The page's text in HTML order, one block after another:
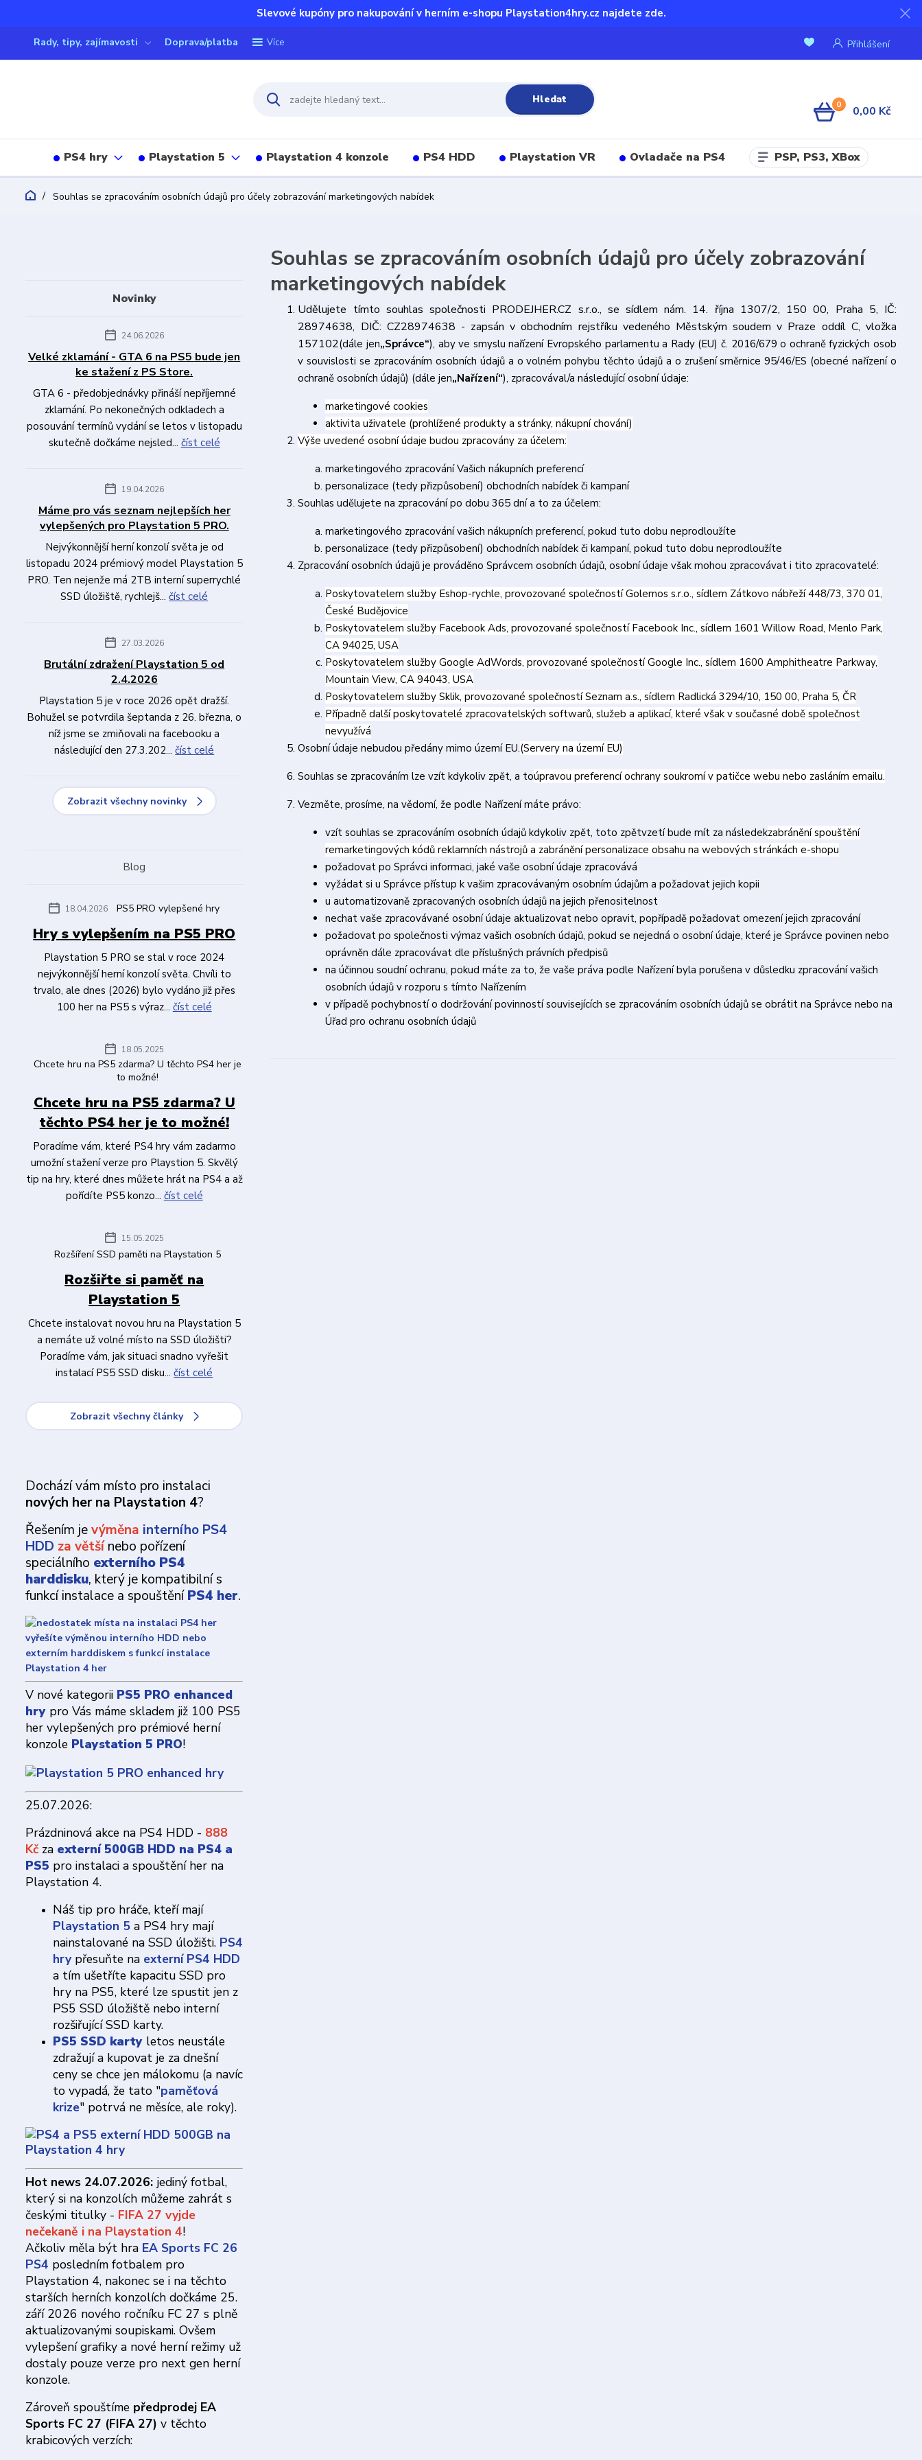
Slevové kupóny pro nakupování v herním e-shopu Playstation4hry.cz najdete zde.
Rady, tipy, zajímavosti Doprava/platba Více Přihlášení
Hledat 0 0,00 Kč
PS4 hry Playstation 5 Playstation 4 konzole PS4 HDD Playstation VR Ovladače na PS4 PSP, PS3, XBox
Souhlas se zpracováním osobních údajů pro účely zobrazování marketingových nabídek
Novinky
24.06.2026
Velké zklamání - GTA 6 na PS5 bude jen
ke stažení z PS Store.
GTA 6 - předobjednávky přináší nepříjemné
zklamání. Po nekonečných odkladech a
posouvání termínů vydání se letos v listopadu
skutečně dočkáme nejsled... číst celé
19.04.2026
Máme pro vás seznam nejlepších her
vylepšených pro Playstation 5 PRO.
Nejvýkonnější herní konzolí světa je od
listopadu 2024 prémiový model Playstation 5
PRO. Ten nejenže má 2TB interní superrychlé
SSD úložiště, rychlejš...číst celé
27.03.2026
Brutální zdražení Playstation 5 od
2.4.2026
Playstation 5 je v roce 2026 opět dražší.
Bohužel se potvrdila šeptanda z 26. března, o
níž jsme se zmiňovali na facebooku a
následující den 27.3.202...číst celé
Zobrazit všechny novinky
Blog
18.04.2026 PS5 PRO vylepšené hry
Hry s vylepšením na PS5 PRO
Playstation 5 PRO se stal v roce 2024
nejvýkonnější herní konzolí světa. Chvíli to
trvalo, ale dnes (2026) bylo vydáno již přes
100 her na PS5 s výraz... číst celé
18.05.2025
Chcete hru na PS5 zdarma? U těchto PS4 her je
to možné!
Chcete hru na PS5 zdarma? U
těchto PS4 her je to možné!
Poradíme vám, které PS4 hry vám zadarmo
umožní stažení verze pro Playstion 5. Skvělý
tip na hry, které dnes můžete hrát na PS4 a až
pořídíte PS5 konzo... číst celé
15.05.2025
Rozšíření SSD paměti na Playstation 5
Rozšiřte si paměť na
Playstation 5
Chcete instalovat novou hru na Playstation 5
a nemáte už volné místo na SSD úložišti?
Poradíme vám, jak situaci snadno vyřešit
instalací PS5 SSD disku...číst celé
Zobrazit všechny články
Dochází vám místo pro instalaci
nových her na Playstation 4?
Řešením jevýměna interního PS4
HDD za většínebo pořízení
speciálního externího PS4
harddisku, který je kompatibilní s
funkcí instalace a spouštěníPS4 her.
V nové kategorii PS5 PRO enhanced
hry pro Vás máme skladem již 100 PS5
her vylepšených pro prémiové herní
konzole Playstation 5 PRO!
25.07.2026:
Prázdninová akce na PS4 HDD - 888
Kč za externí 500GB HDD na PS4 a
PS5 pro instalaci a spouštění her na
Playstation 4.
Náš tip pro hráče, kteří mají
Playstation 5 a PS4 hry mají
nainstalované na SSD úložišti. PS4
hrypřesuňte na externí PS4 HDD
a tím ušetříte kapacitu SSD pro
hry na PS5, které lze spustit jen z
PS5 SSD úložiště nebo interní
rozšiřující SSD karty.
PS5 SSD karty letos neustále
zdražují a kupovat je za dnešní
ceny se chce jen málokomu (a navíc
to vypadá, že tato "paměťová
krize" potrvá ne měsíce, ale roky).
Hot news 24.07.2026: jediný fotbal,
který si na konzolích můžeme zahrát s
českými titulky - FIFA 27 vyjde
nečekaně i na Playstation 4!
Ačkoliv měla být hra EA Sports FC 26
PS4 posledním fotbalem pro
Playstation 4, nakonec se i na těchto
starších herních konzolích dočkáme 25.
září 2026 nového ročníku FC 27 s plně
aktualizovanými soupiskami. Ovšem
vylepšení grafiky a nové herní režimy už
dostaly pouze verze pro next gen herní
konzole.
Zároveň spouštíme předprodej EA
Sports FC 27 (FIFA 27) v těchto
krabicových verzích:
Souhlas se zpracováním osobních údajů pro účely zobrazování
marketingových nabídek
Udělujete tímto souhlas společnosti PRODEJHER.CZ s.r.o., se sídlem nám. 14. října 1307/2, 150 00, Praha 5, IČ:
28974638, DIČ: CZ28974638 - zapsán v obchodním rejstříku vedeného Městským soudem v Praze oddíl C, vložka
157102(dále jen„Správce“), aby ve smyslu nařízení Evropského parlamentu a Rady (EU) č. 2016/679 o ochraně fyzických osob
v souvislosti se zpracováním osobních údajů a o volném pohybu těchto údajů a o zrušení směrnice 95/46/ES (obecné nařízení o
ochraně osobních údajů) (dále jen„Nařízení“), zpracovával/a následující osobní údaje:
marketingové cookies
aktivita uživatele (prohlížené produkty a stránky, nákupní chování)
Výše uvedené osobní údaje budou zpracovány za účelem:
marketingového zpracování Vašich nákupních preferencí
personalizace (tedy přizpůsobení) obchodních nabídek či kampaní
Souhlas udělujete na zpracování po dobu 365 dní a to za účelem:
marketingového zpracování vašich nákupních preferencí, pokud tuto dobu neprodloužíte
personalizace (tedy přizpůsobení) obchodních nabídek či kampaní, pokud tuto dobu neprodloužíte
Zpracování osobních údajů je prováděno Správcem osobních údajů, osobní údaje však mohou zpracovávat i tito zpracovatelé:
Poskytovatelem služby Eshop-rychle, provozované společností Golemos s.r.o., sídlem Zátkovo nábřeží 448/73, 370 01,
České Budějovice
Poskytovatelem služby Facebook Ads, provozované společností Facebook Inc., sídlem 1601 Willow Road, Menlo Park,
CA 94025, USA
Poskytovatelem služby Google AdWords, provozované společností Google Inc., sídlem 1600 Amphitheatre Parkway,
Mountain View, CA 94043, USA
Poskytovatelem služby Sklik, provozované společností Seznam a.s., sídlem Radlická 3294/10, 150 00, Praha 5, ČR
Případně další poskytovatelé zpracovatelských softwarů, služeb a aplikací, které však v současné době společnost
nevyužívá
Osobní údaje nebudou předány mimo území EU.(Servery na území EU)
Souhlas se zpracováním lze vzít kdykoliv zpět, a toúpravou preferencí ochrany soukromí v patičce webu nebo zasláním emailu.
Vezměte, prosíme, na vědomí, že podle Nařízení máte právo:
vzít souhlas se zpracováním osobních údajů kdykoliv zpět, toto zpětvzetí bude mít za následekzabránění spouštění
remarketingových kódů reklamních nástrojů a zabránění personalizace obsahu na webových stránkách e-shopu
požadovat po Správci informaci, jaké vaše osobní údaje zpracovává
vyžádat si u Správce přístup k vašim zpracovávaným osobním údajům a požadovat jejich kopii
u automatizovaně zpracovaných osobních údajů na jejich přenositelnost
nechat vaše zpracovávané osobní údaje aktualizovat nebo opravit, popřípadě požadovat omezení jejich zpracování
požadovat po společnosti výmaz vašich osobních údajů, pokud se nejedná o osobní údaje, které je Správce povinen nebo
oprávněn dále zpracovávat dle příslušných právních předpisů
na účinnou soudní ochranu, pokud máte za to, že vaše práva podle Nařízení byla porušena v důsledku zpracování vašich
osobních údajů v rozporu s tímto Nařízením
v případě pochybností o dodržování povinností souvisejících se zpracováním osobních údajů se obrátit na Správce nebo na
Úřad pro ochranu osobních údajů